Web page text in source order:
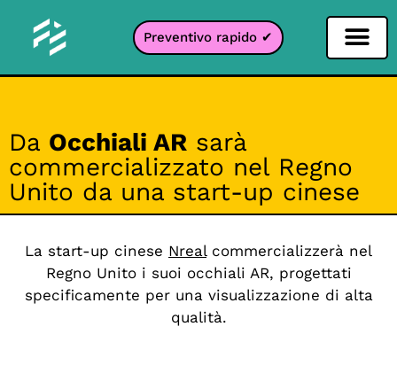
Preventivo rapido ✔
Da Occhiali AR sarà
commercializzato nel Regno
Unito da una start-up cinese
La start-up cinese Nrealcommercializzerà nel
Regno Unito i suoi occhiali AR, progettati
specificamente per una visualizzazione di alta
qualità.